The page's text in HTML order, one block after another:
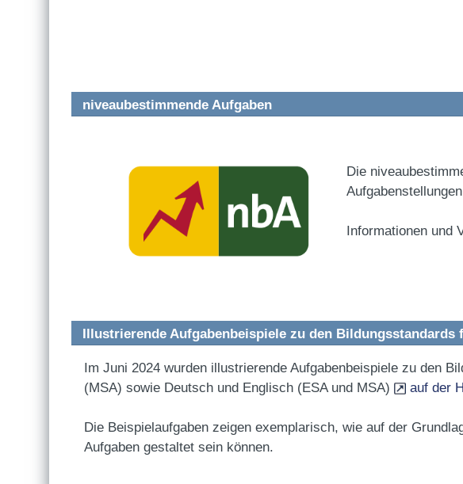
niveaubestimmende Aufgaben
Die
Informationen und
Illustrierende Aufgabenbeispiele zu den
Im Juni 2024 wurden illustrierende Aufgabenbeispiele zu den
(MSA) sowie Deutsch und Englisch (ESA und MSA)
auf der
Die Beispielaufgaben zeigen exemplarisch, wie auf der
Aufgaben gestaltet sein können.